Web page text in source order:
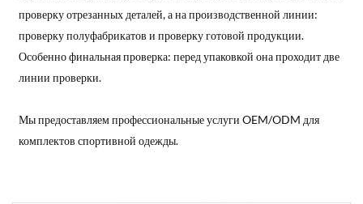
проверку отрезанных деталей, а на производственной линии:
проверку полуфабрикатов и проверку готовой продукции.
Особенно финальная проверка: перед упаковкой она проходит две
линии проверки.
Мы предоставляем профессиональные услуги OEM/ODM для
комплектов спортивной одежды.